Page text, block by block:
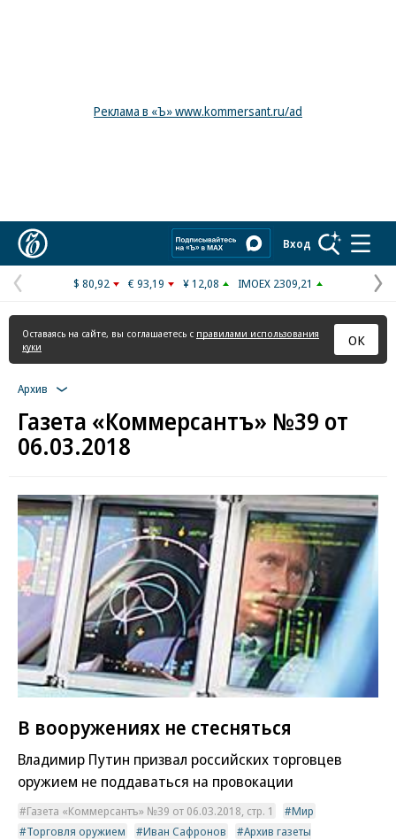
Реклама в «Ъ» www.kommersant.ru/ad
Вход
Предыдущая
страница
$ 80,92 € 93,19 ¥ 12,08 IMOEX 2309,21
Оставаясь на сайте, вы соглашаетесь с правилами использования
куки
ОК
Архив
Газета «Коммерсантъ» №39 от
06.03.2018
В вооружениях не стесняться
Владимир Путин призвал российских торговцев
оружием не поддаваться на провокации
Газета «Коммерсантъ» №39 от 06.03.2018, стр. 1
Мир
Торговля оружием
Иван Сафронов
Архив газеты